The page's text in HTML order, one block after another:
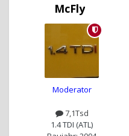
McFly
Moderator
7,1Tsd
1.4 TDI (ATL)